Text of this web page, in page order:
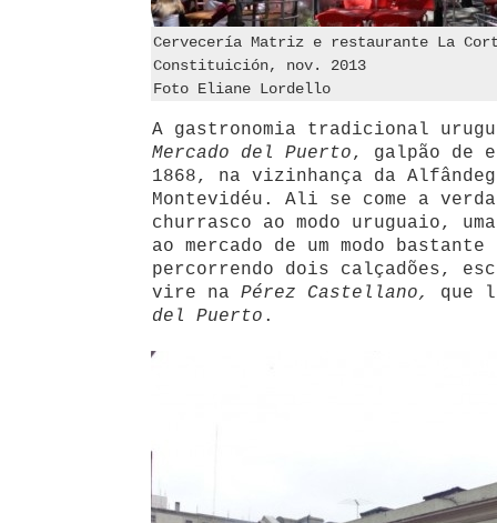
Cervecería Matriz e restaurante La
Constituición, nov. 2013
Foto Eliane Lordello
A gastronomia tradicional
Mercado del Puerto, galpão de
1868, na vizinhança da
Montevidéu. Ali se come a
churrasco ao modo uruguaio,
ao mercado de um modo
percorrendo dois calçadões,
vire na Pérez Castellano,
que
del Puerto .